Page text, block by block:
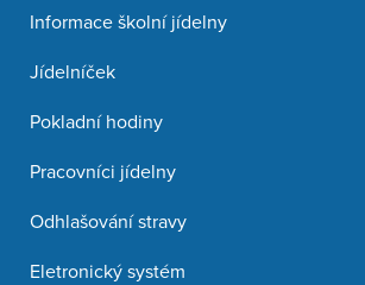
Informace školní jídelny
Jídelníček
Pokladní hodiny
Pracovníci jídelny
Odhlašování stravy
Eletronický systém